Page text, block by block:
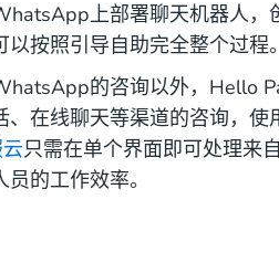
上部署聊天机器人，
以按照引导自助完全整个过程。
的咨询以外，Hello
、在线聊天等渠道的咨询，使
只需在单个界面即可处理来
的工作效率。